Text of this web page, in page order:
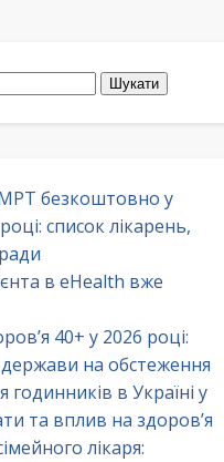
безкоштовно у
список лікарень,
в eHealth вже
40+ у 2026 році:
держави на обстеження
в Україні у
та вплив на здоров’я
лікаря: